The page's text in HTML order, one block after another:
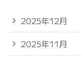
2025年12月
2025年11月